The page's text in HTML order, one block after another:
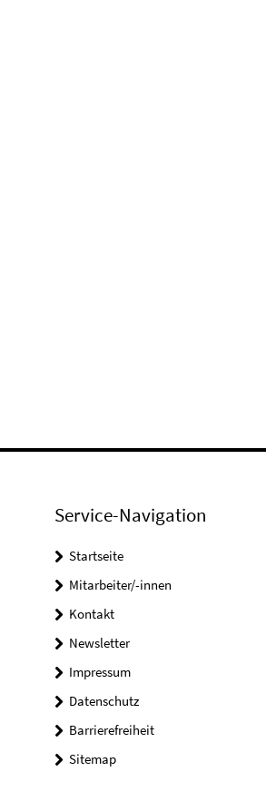
Service-Navigation
Startseite
Mitarbeiter/-innen
Kontakt
Newsletter
Impressum
Datenschutz
Barrierefreiheit
Sitemap